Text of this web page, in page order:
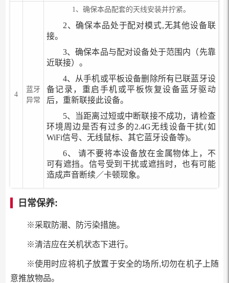
4
蓝牙
异常
1、确保本品配套的天线安装并拧紧。
2、确保本品处于配对模式,无其他设备联
接。
3、确保本品与配对设备处于范围内（先靠
近联接）。
4、从手机或平板设备删除所有已联蓝牙设
备记录，重启手机或平板恢复设备蓝牙驱动
后，重新联接此设备。
5、当距离过短或中断联接不成功，请检查
环境周边是否有过多的2.4G无线设备干扰(如
WiFi信号、无线鼠标、其它蓝牙设备等)。
6、 请不要将本设备放在金属物体上，不
可有遮挡。信号受到干扰或遮挡时，也有可能
造成声音断续／卡顿现象。
日常保养:
※采取防潮、防污染措施。
※清洁应在关机状态下进行。
※使用时应将机子放置于安全的场所,切勿在机子上随
意推放物品。